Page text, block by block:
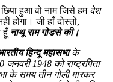
हुआ वो नाम जिसे हमदेश
होगा। जी हाँ दोस्तों,
हूँ नाथू राम गोडसे की।
हिन्दू महासभाके
1948 को राष्ट्रपिता
के समय तीन गोली मारकर